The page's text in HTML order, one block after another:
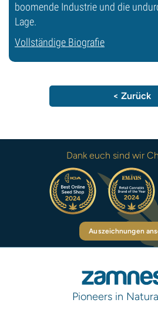
boomende Industrie und die
Lage.
Vollständige Biografie
< Zurück
Dank euch sind wir
Auszeichnungen
Pioneers in